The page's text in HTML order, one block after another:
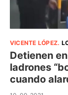
ELECCIONES 2023
VICENTE LÓPEZ.
Detienen
ladrones
cuando